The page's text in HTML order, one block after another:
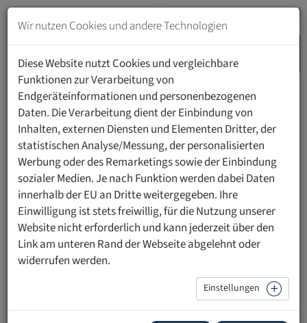
Zum
Inhalt
springen
Navigation
springen
HOME PERSONEN
Jürg Granwehr
Bereichsleiter Pharma & Recht | scienceindustries
Wir nutzen Cookies und andere Technologien
Diese Website nutzt Cookies und vergleichbare
Funktionen zur Verarbeitung von
Endgeräteinformationen und personenbezogenen
Daten. Die Verarbeitung dient der Einbindung von
Inhalten, externen Diensten und Elementen Dritter, der
statistischen Analyse/Messung, der personalisierten
Werbung oder des Remarketings sowie der Einbindung
sozialer Medien. Je nach Funktion werden dabei Daten
innerhalb der EU an Dritte weitergegeben. Ihre
Einwilligung ist stets freiwillig, für die Nutzung unserer
Website nicht erforderlich und kann jederzeit über den
Link am unteren Rand der Webseite abgelehnt oder
widerrufen werden.
Einstellungen